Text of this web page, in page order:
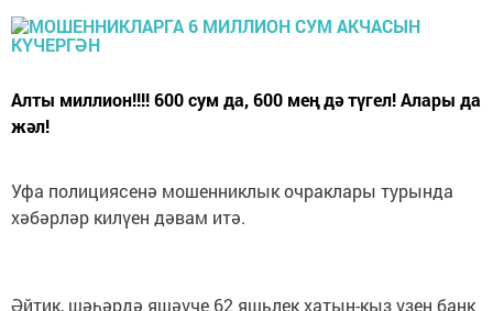
Алты миллион!!!! 600 сум да, 600 мең дә түгел! Алары да
жәл!
Уфа полициясенә мошенниклык очраклары турында
хәбәрләр килүен дәвам итә.
Әйтик, шәһәрдә яшәүче 62 яшьлек хатын-кыз үзен банк